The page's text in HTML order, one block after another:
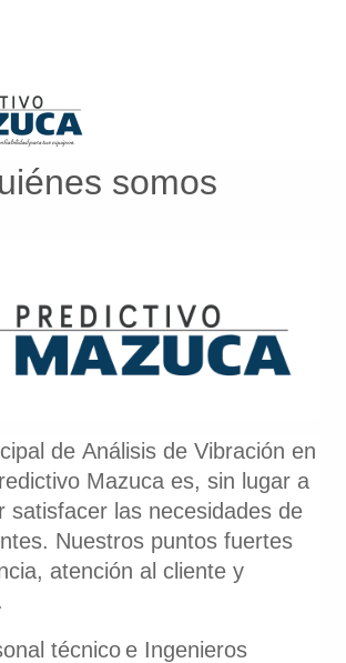
somos
de Análisis de Vibración en
Mazuca es, sin lugar a
satisfacer las necesidades de
Nuestros puntos fuertes
atención al cliente y
técnico e Ingenieros